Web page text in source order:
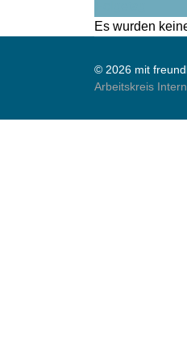
Es wurden
© 2026 mit
Arbeitskreis